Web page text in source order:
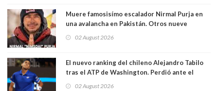
Muere famosisímo escalador Nirmal Purja en
una avalancha en Pakistán. Otros nueve
02 August 2026
El nuevo ranking del chileno Alejandro Tabilo
tras el ATP de Washington. Perdió ante el
02 August 2026